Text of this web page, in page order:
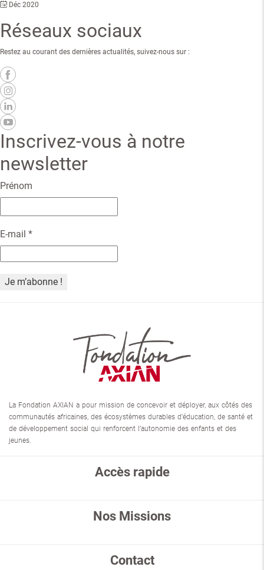
Déc 2020
Réseaux sociaux
Restez au courant des dernières actualités, suivez-nous sur :
Inscrivez-vous à notre
newsletter
Prénom
E-mail *
La Fondation AXIAN a pour mission de concevoir et déployer, aux côtés des
communautés africaines, des écosystèmes durables d’éducation, de santé et
de développement social qui renforcent l’autonomie des enfants et des
jeunes.
Accès rapide
Nos Missions
Contact